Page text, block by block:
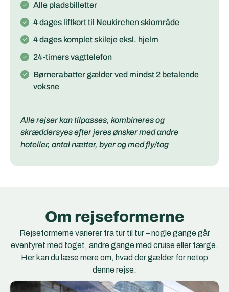
Alle pladsbilletter
4 dages liftkort til Neukirchen skiområde
4 dages komplet skileje eksl. hjelm
24-timers vagttelefon
Børnerabatter gælder ved mindst 2 betalende
voksne
Alle rejser kan tilpasses, kombineres og
skræddersyes efter jeres ønsker med andre
hoteller, antal nætter, byer og med fly/tog
Om rejseformerne
Rejseformerne varierer fra tur til tur – nogle gange går
eventyret med toget, andre gange med cruise eller færge.
Her kan du læse mere om, hvad der gælder for netop
denne rejse: